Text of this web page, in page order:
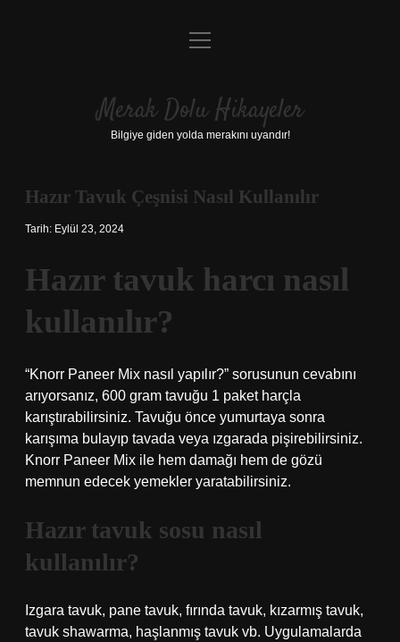
Anasayfa
Yasal Uyarı
menüyü
Merak Dolu Hikayeler
Bilgiye giden yolda merakını uyandır!
Hazır Tavuk Çeşnisi Nasıl Kullanılır
Tarih: Eylül 23, 2024
Hazır tavuk harcı nasıl
kullanılır?
“Knorr Paneer Mix nasıl yapılır?” sorusunun cevabını
arıyorsanız, 600 gram tavuğu 1 paket harçla
karıştırabilirsiniz. Tavuğu önce yumurtaya sonra
karışıma bulayıp tavada veya ızgarada pişirebilirsiniz.
Knorr Paneer Mix ile hem damağı hem de gözü
memnun edecek yemekler yaratabilirsiniz.
Hazır tavuk sosu nasıl
kullanılır?
Izgara tavuk, pane tavuk, fırında tavuk, kızarmış tavuk,
tavuk shawarma, haşlanmış tavuk vb. Uygulamalarda